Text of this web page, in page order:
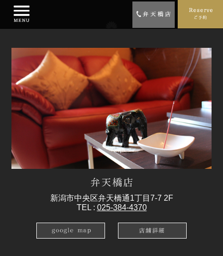
新潟市中央区弁天橋通1丁目7-7 2F
TEL : 025-384-4370